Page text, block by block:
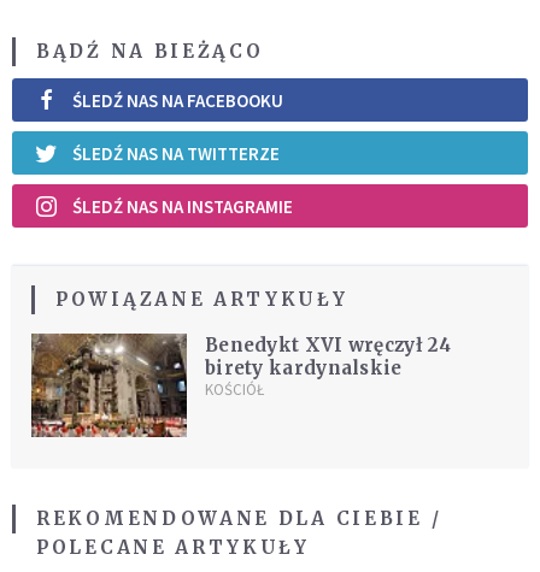
BĄDŹ NA BIEŻĄCO
ŚLEDŹ NAS NA FACEBOOKU
ŚLEDŹ NAS NA TWITTERZE
ŚLEDŹ NAS NA INSTAGRAMIE
POWIĄZANE ARTYKUŁY
Benedykt XVI wręczył 24
birety kardynalskie
KOŚCIÓŁ
REKOMENDOWANE DLA CIEBIE /
POLECANE ARTYKUŁY